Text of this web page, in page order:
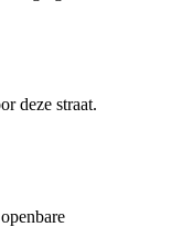
deze straat.